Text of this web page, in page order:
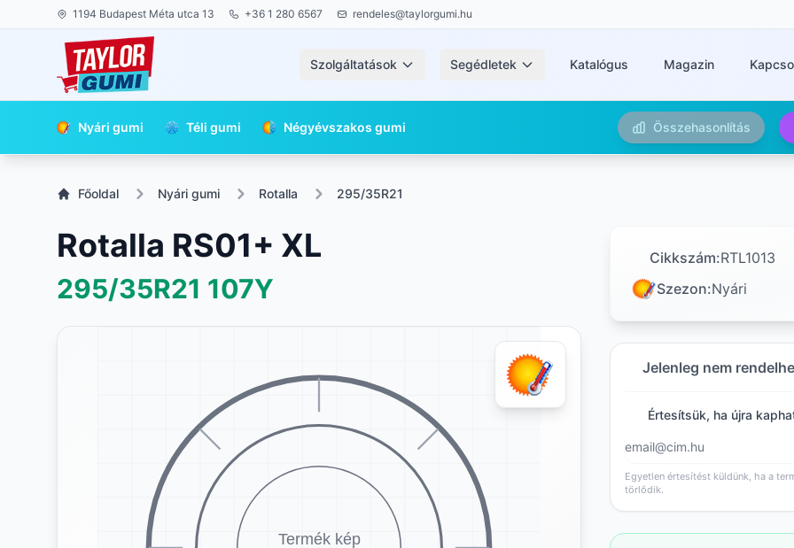
1194 Budapest Méta utca 13 +36 1 280 6567 rendeles@taylorgumi.hu
Szolgáltatások Segédletek Katalógus Magazin
Nyári gumi Téli gumi Négyévszakos gumi Összehasonlítás
Főoldal Nyári gumi Rotalla 295/35R21
Rotalla RS01+ XL
295/35R21 107Y
Cikkszám:RTL1013
Szezon:Nyári
Jelenleg nem
Értesítsük, ha újra
Egyetlen értesítést küldünk, ha a
törlődik.